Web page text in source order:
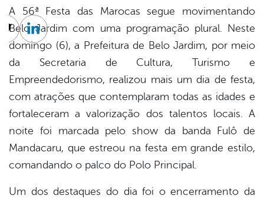
A 56ª Festa das Marocas segue movimentando
Belo Jardim com uma programação plural. Neste
domingo (6), a Prefeitura de Belo Jardim, por meio
da Secretaria de Cultura, Turismo e
Empreendedorismo, realizou mais um dia de festa,
com atrações que contemplaram todas as idades e
fortaleceram a valorização dos talentos locais. A
noite foi marcada pelo show da banda Fulô de
Mandacaru, que estreou na festa em grande estilo,
comandando o palco do Polo Principal.
Um dos destaques do dia foi o encerramento da
TwitterLinkedin